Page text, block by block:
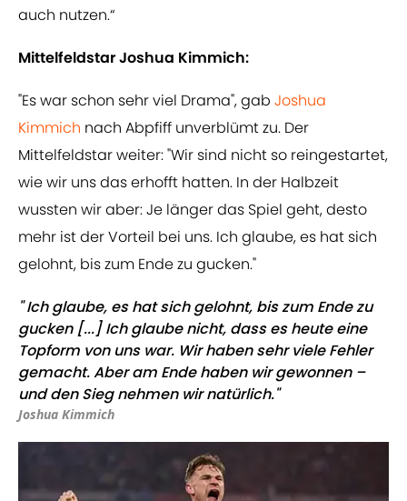
auch nutzen.“
Mittelfeldstar Joshua Kimmich:
"Es war schon sehr viel Drama", gab Joshua
Kimmich nach Abpfiff unverblümt zu. Der
Mittelfeldstar weiter: "Wir sind nicht so reingestartet,
wie wir uns das erhofft hatten. In der Halbzeit
wussten wir aber: Je länger das Spiel geht, desto
mehr ist der Vorteil bei uns. Ich glaube, es hat sich
gelohnt, bis zum Ende zu gucken."
" Ich glaube, es hat sich gelohnt, bis zum Ende zu
gucken [...] Ich glaube nicht, dass es heute eine
Topform von uns war. Wir haben sehr viele Fehler
gemacht. Aber am Ende haben wir gewonnen –
und den Sieg nehmen wir natürlich."
Joshua Kimmich